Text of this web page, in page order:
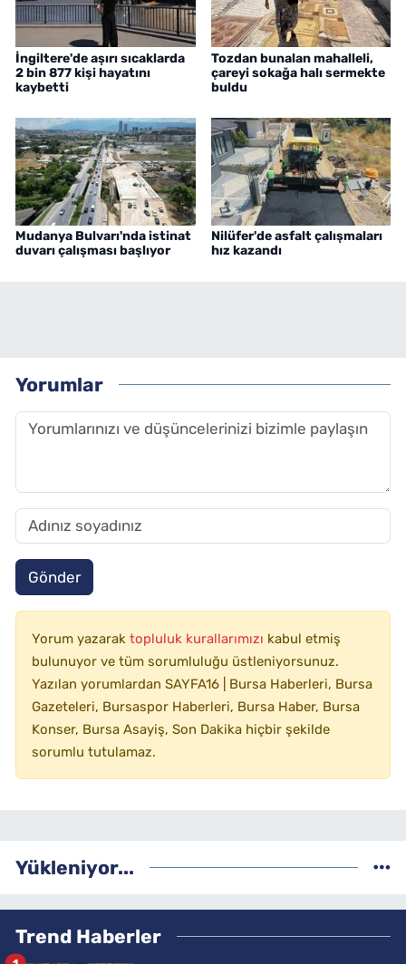
İngiltere'de aşırı sıcaklarda
2 bin 877 kişi hayatını
kaybetti
Tozdan bunalan mahalleli,
çareyi sokağa halı sermekte
buldu
Mudanya Bulvarı'nda istinat
duvarı çalışması başlıyor
Nilüfer'de asfalt çalışmaları
hız kazandı
Yorumlar
Gönder
Yorum yazarak topluluk kurallarımızı kabul etmiş
bulunuyor ve tüm sorumluluğu üstleniyorsunuz.
Yazılan yorumlardan SAYFA16 | Bursa Haberleri, Bursa
Gazeteleri, Bursaspor Haberleri, Bursa Haber, Bursa
Konser, Bursa Asayiş, Son Dakika hiçbir şekilde
sorumlu tutulamaz.
Yükleniyor...
Trend Haberler